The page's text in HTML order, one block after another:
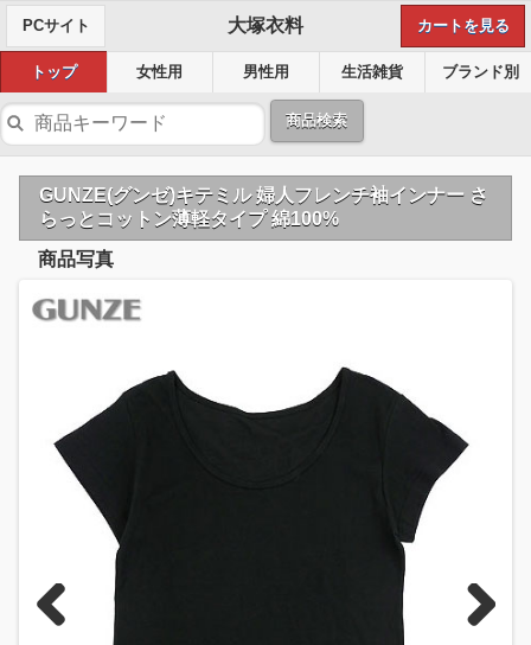
PCサイト 大塚衣料 カートを見る
トップ 女性用 男性用 生活雑貨 ブランド別
商品検索
GUNZE(グンゼ)キテミル 婦人フレンチ袖インナー さ
らっとコットン薄軽タイプ 綿100%
商品写真